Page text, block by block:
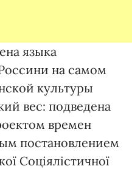
языка
на самом
культуры
вес: подведена
времен
постановлением
Соціялістичної